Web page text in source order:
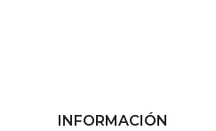
INFORMACIÓN